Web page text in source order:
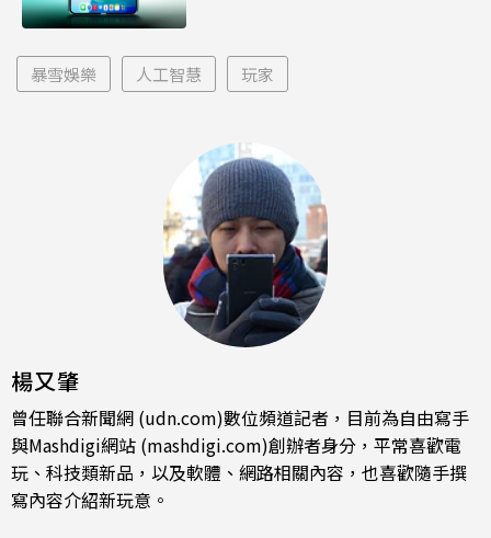
暴雪娛樂 人工智慧 玩家
楊又肇
曾任聯合新聞網 (udn.com)數位頻道記者，目前為自由寫手
與Mashdigi網站 (mashdigi.com)創辦者身分，平常喜歡電
玩、科技類新品，以及軟體、網路相關內容，也喜歡隨手撰
寫內容介紹新玩意。